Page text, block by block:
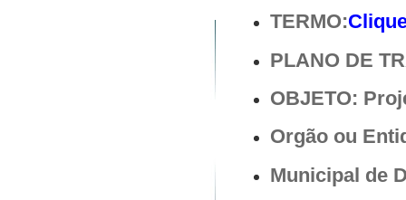
TERMO:
PLANO DE
OBJETO:
Orgão ou
Municipal de